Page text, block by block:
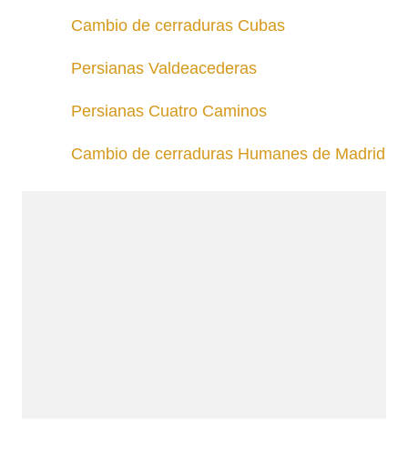
Cambio de cerraduras Cubas
Persianas Valdeacederas
Persianas Cuatro Caminos
Cambio de cerraduras Humanes de Madrid